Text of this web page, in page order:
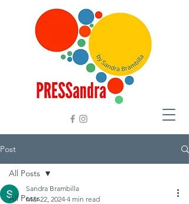
Post
All Posts
All Posts
Sandra Brambilla
Mar 22, 2024 4 min read